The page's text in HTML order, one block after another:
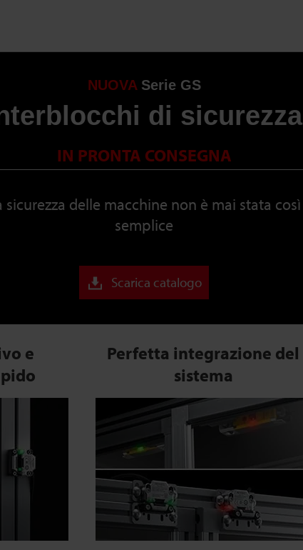
NUOVA Serie GS
di sicurezza
IN PRONTA CONSEGNA
sicurezza delle macchine non è mai stata così
semplice
Scarica catalogo
e
Perfetta integrazione del
sistema